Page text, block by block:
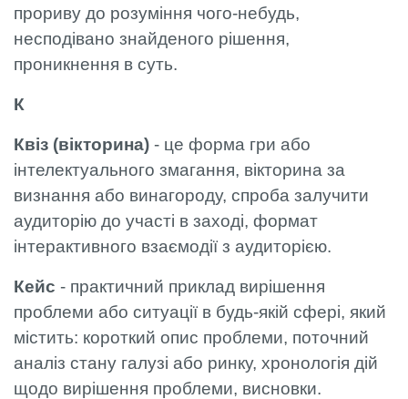
прориву до розуміння чого-небудь,
несподівано знайденого рішення,
проникнення в суть.
К
Квіз (вікторина) - це форма гри або
інтелектуального змагання, вікторина за
визнання або винагороду, спроба залучити
аудиторію до участі в заході, формат
інтерактивного взаємодії з аудиторією.
Кейс - практичний приклад вирішення
проблеми або ситуації в будь-якій сфері, який
містить: короткий опис проблеми, поточний
аналіз стану галузі або ринку, хронологія дій
щодо вирішення проблеми, висновки.